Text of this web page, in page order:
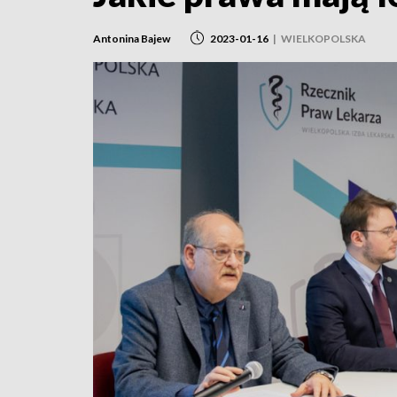
Antonina Bajew 2023-01-16 | WIELKOPOLSKA